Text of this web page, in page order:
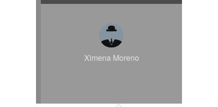
Ximena Moreno